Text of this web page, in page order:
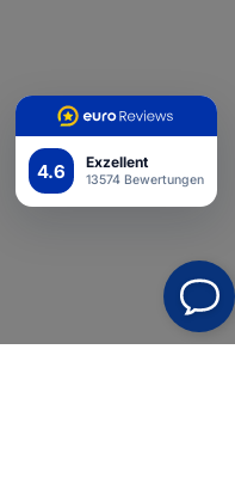
4.6 Exzellent
13574 Bewertungen